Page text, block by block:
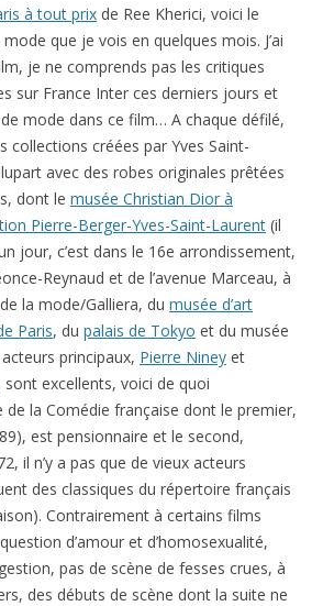
à tout prix de Ree Kherici, voici le
que je vois en quelques mois. J’ai
je ne comprends pas les critiques
sur France Inter ces derniers jours et
de mode dans ce film… A chaque défilé,
collections créées par Yves Saint-
avec des robes originales prêtées
dont le musée Christian Dior à
Pierre-Berger-Yves-Saint-Laurent (il
jour, c’est dans le 16e arrondissement,
Reynaud et de l’avenue Marceau, à
la mode/Galliera, du musée d’art
Paris, du palais de Tokyo et du musée
principaux, Pierre Niney et
sont excellents, voici de quoi
de la Comédie française dont le premier,
est pensionnaire et le second,
il n’y a pas que de vieux acteurs
des classiques du répertoire français
Contrairement à certains films
d’amour et d’homosexualité,
pas de scène de fesses crues, à
des débuts de scène dont la suite ne